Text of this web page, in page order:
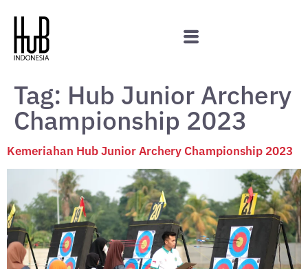
Tag: Hub Junior Archery
Championship 2023
Kemeriahan Hub Junior Archery Championship 2023